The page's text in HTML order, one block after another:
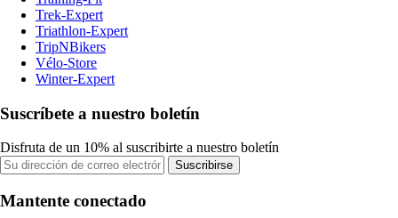
Trek-Expert
Triathlon-Expert
TripNBikers
Vélo-Store
Winter-Expert
Suscríbete a nuestro boletín
Disfruta de un 10% al suscribirte a nuestro boletín
Suscribirse
Mantente conectado